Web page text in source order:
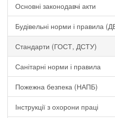
Основні законодавчі акти
Будівельні норми і правила
Стандарти (ГОСТ, ДСТУ)
Санітарні норми і правила
Пожежна безпека (НАПБ)
Інструкції з охорони праці